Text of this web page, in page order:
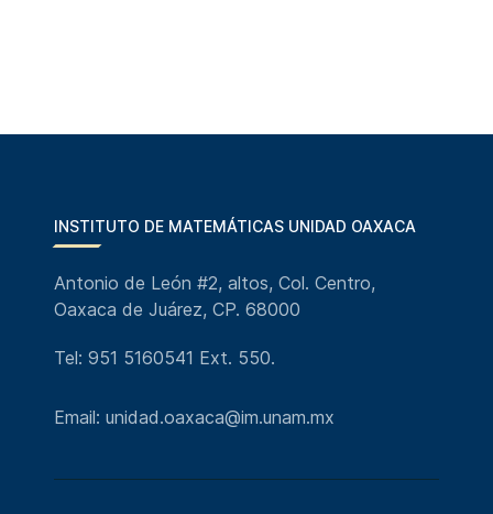
INSTITUTO DE MATEMÁTICAS UNIDAD OAXACA
Antonio de León #2, altos, Col. Centro,
Oaxaca de Juárez, CP. 68000
Tel: 951 5160541 Ext. 550.
Email: unidad.oaxaca@im.unam.mx